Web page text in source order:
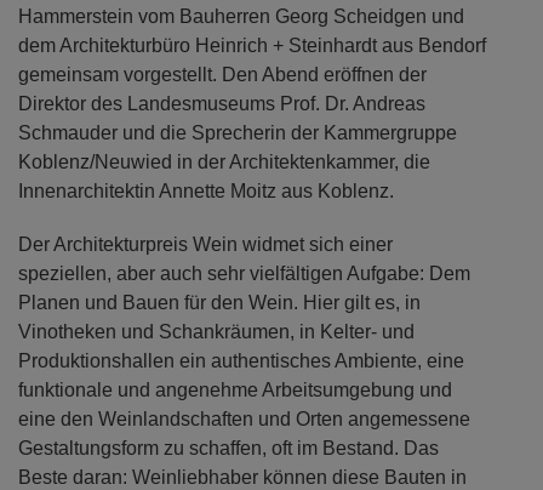
Hammerstein vom Bauherren Georg Scheidgen und
dem Architekturbüro Heinrich + Steinhardt aus Bendorf
gemeinsam vorgestellt. Den Abend eröffnen der
Direktor des Landesmuseums Prof. Dr. Andreas
Schmauder und die Sprecherin der Kammergruppe
Koblenz/Neuwied in der Architektenkammer, die
Innenarchitektin Annette Moitz aus Koblenz.
Der Architekturpreis Wein widmet sich einer
speziellen, aber auch sehr vielfältigen Aufgabe: Dem
Planen und Bauen für den Wein. Hier gilt es, in
Vinotheken und Schankräumen, in Kelter- und
Produktionshallen ein authentisches Ambiente, eine
funktionale und angenehme Arbeitsumgebung und
eine den Weinlandschaften und Orten angemessene
Gestaltungsform zu schaffen, oft im Bestand. Das
Beste daran: Weinliebhaber können diese Bauten in